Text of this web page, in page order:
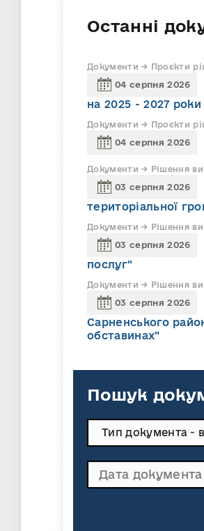
Останні
Документи → Проєкти
04 серпня 2026
на 2025 - 2027 роки
Документи → Проєкти
04 серпня 2026
Документи → Рішення
03 серпня 2026
територіальної
Документи → Рішення
03 серпня 2026
послуг"
Документи → Рішення
03 серпня 2026
Сарненського
обставинах"
Пошук